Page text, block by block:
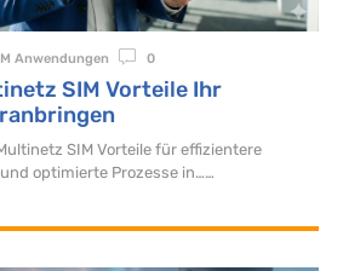
Anwendungen 0
SIM Vorteile Ihr
SIM Vorteile für effizientere
optimierte Prozesse in…